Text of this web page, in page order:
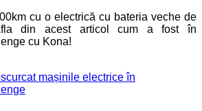
cu o electrică cu bateria veche de
din acest articol cum a fost în
cu Kona!